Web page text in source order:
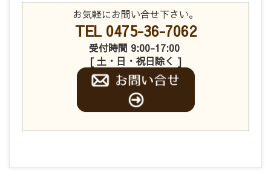
お気軽にお問い合せ下さい。
TEL 0475-36-7062
受付時間 9:00-17:00
[ 土・日・祝日除く ]